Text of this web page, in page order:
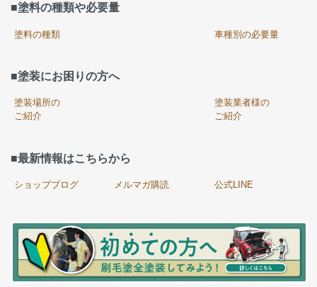
■塗料の種類や必要量
塗料の種類 車種別の必要量
■塗装にお困りの方へ
塗装場所の
ご紹介
塗装業者様の
ご紹介
■最新情報はこちらから
ショップブログ メルマガ購読 公式LINE